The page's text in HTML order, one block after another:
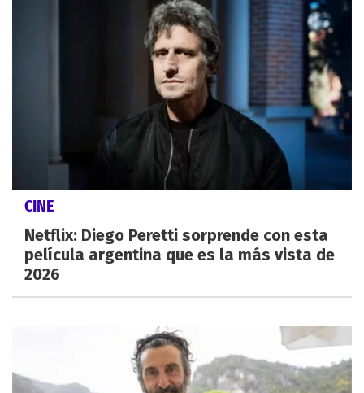
CINE
Netflix: Diego Peretti sorprende con esta
película argentina que es la más vista de
2026